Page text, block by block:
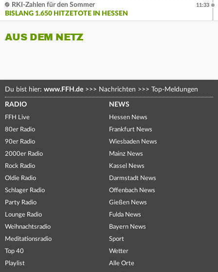
RKI-Zahlen für den Sommer
BISLANG 1.650 HITZETOTE IN HESSEN
11:33
AUS DEM NETZ
Du bist hier: www.FFH.de >>> Nachrichten >>> Top-Meldungen
RADIO
FFH Live
80er Radio
90er Radio
2000er Radio
Rock Radio
Oldie Radio
Schlager Radio
Party Radio
Lounge Radio
Weihnachtsradio
Meditationsradio
Top 40
Playlist
NEWS
Hessen News
Frankfurt News
Wiesbaden News
Mainz News
Kassel News
Darmstadt News
Offenbach News
Gießen News
Fulda News
Bayern News
Sport
Wetter
Alle Orte